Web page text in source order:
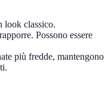
look classico.
Possono essere
più fredde, mantengono